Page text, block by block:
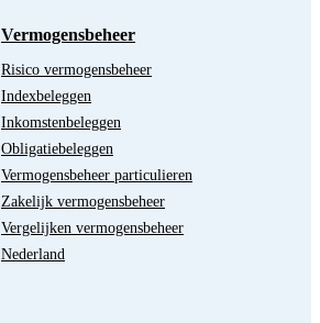
Vermogensbeheer
Risico vermogensbeheer
Indexbeleggen
Inkomstenbeleggen
Obligatiebeleggen
Vermogensbeheer particulieren
Zakelijk vermogensbeheer
Vergelijken vermogensbeheer
Nederland